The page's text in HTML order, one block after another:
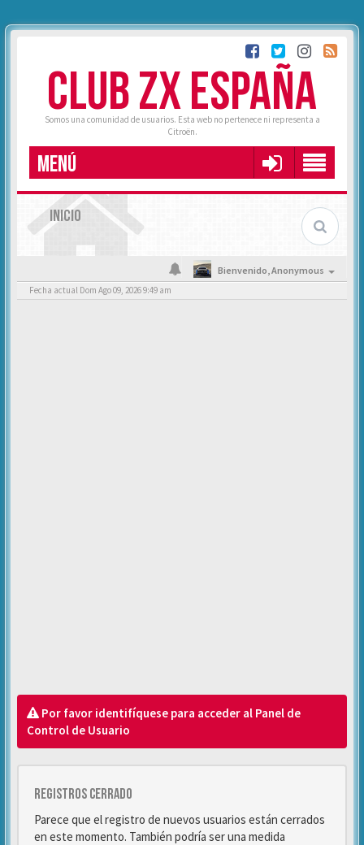
CLUB ZX ESPAÑA
Somos una comunidad de usuarios. Esta web no pertenece ni representa a
Citroën.
MENÚ
INICIO
Bienvenido,Anonymous
Fecha actual Dom Ago 09, 2026 9:49 am
Por favor identifíquese para acceder al Panel de
Control de Usuario
Registros cerrado
Parece que el registro de nuevos usuarios están cerrados
en este momento. También podría ser una medida